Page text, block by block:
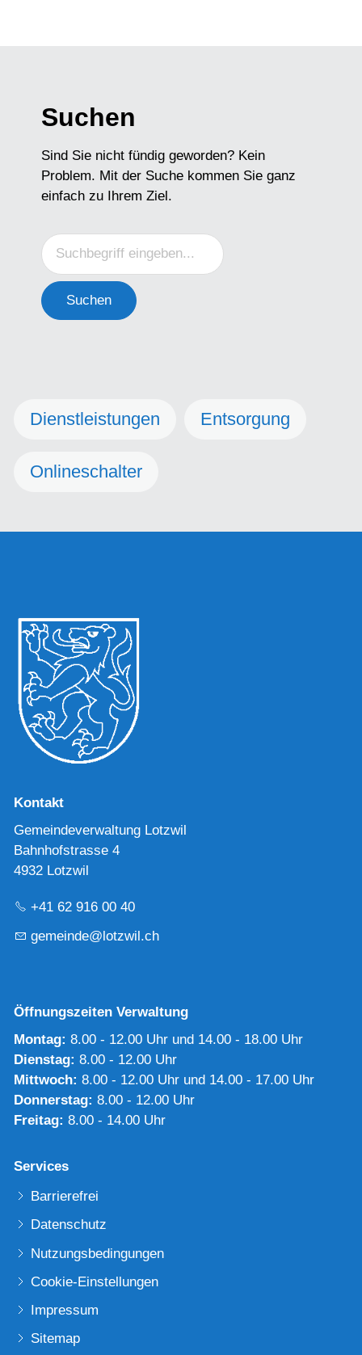
Suchen
Sind Sie nicht fündig geworden? Kein
Problem. Mit der Suche kommen Sie ganz
einfach zu Ihrem Ziel.
Suchen
Dienstleistungen Entsorgung
Onlineschalter
Kontakt
Gemeindeverwaltung Lotzwil
Bahnhofstrasse 4
4932 Lotzwil
+41 62 916 00 40
g m nd l tzw l ch
Öffnungszeiten Verwaltung
Montag: 8.00 - 12.00 Uhr und 14.00 - 18.00 Uhr
Dienstag: 8.00 - 12.00 Uhr
Mittwoch: 8.00 - 12.00 Uhr und 14.00 - 17.00 Uhr
Donnerstag: 8.00 - 12.00 Uhr
Freitag: 8.00 - 14.00 Uhr
Services
Barrierefrei
Datenschutz
Nutzungsbedingungen
Cookie-Einstellungen
Impressum
Sitemap